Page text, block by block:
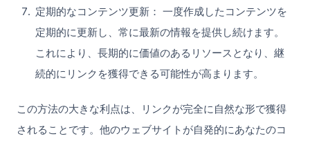
定期的なコンテンツ更新： 一度作成したコンテンツを
定期的に更新し、常に最新の情報を提供し続けます。
これにより、長期的に価値のあるリソースとなり、継
続的にリンクを獲得できる可能性が高まります。
この方法の大きな利点は、リンクが完全に自然な形で獲得
されることです。他のウェブサイトが自発的にあなたのコ